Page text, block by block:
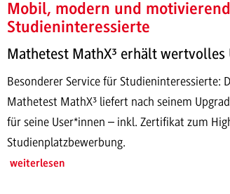
Mobil, modern und
Studieninteressierte
Mathetest MathX³ erhält wertvolles
Besonderer Service für Studieninteressierte:
Mathetest MathX³ liefert nach seinem
für seine User*innen – inkl. Zertifikat zum
Studienplatzbewerbung.
weiterlesen